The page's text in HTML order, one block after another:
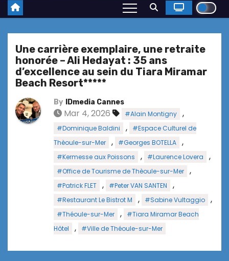
Une carrière exemplaire, une retraite
honorée – Ali Hedayat : 35 ans
d’excellence au sein du Tiara Miramar
Beach Resort*****
By IDmedia Cannes
Mar 4, 2026 #Alain Montigny ,
#Dominique Baldini ,
#Espace Culturel de
Thèoule-sur-Mer
, #Georges BOTELLA ,
#Kermesse aux Poissons , #Laurence Lovera ,
#Office de Tourisme de Thèoule-sur-Mer ,
#Patrick FLET , #Peter VAN SANTEN ,
#Restaurant Le Bistrot M , #Sabine Vultaggio ,
#Théoule-sur-Mer ,
#Tiara Miramar Beach
Hôtel
, #Ville de Théoule-sur-Mer